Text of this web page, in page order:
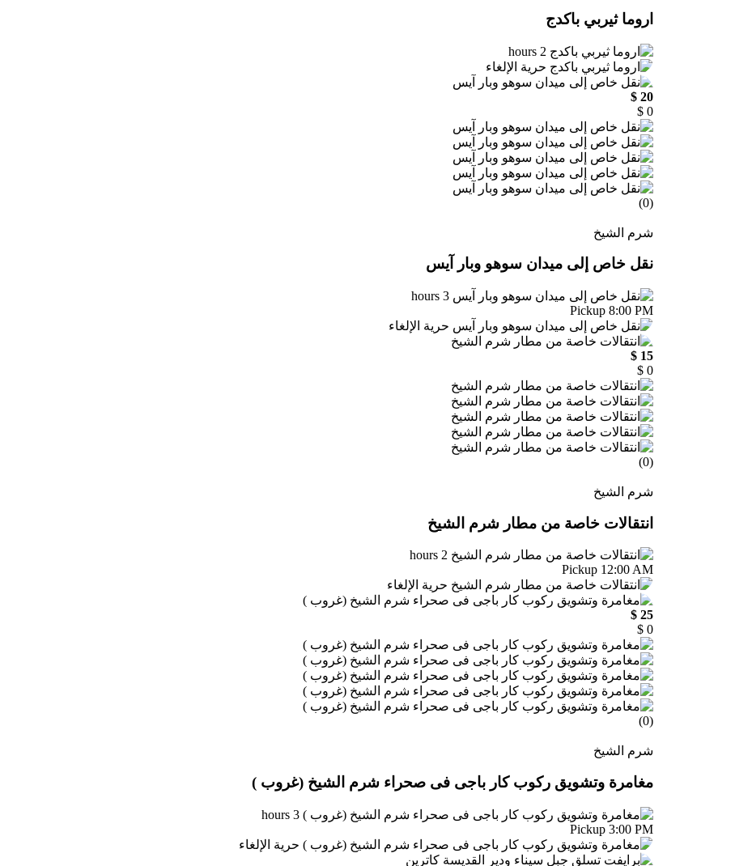
اروما ثيربي باكدج
2 hours
حرية الإلغاء
20 $
0 $
(0)
شرم الشيخ
نقل خاص إلى ميدان سوهو وبار آيس
3 hours
Pickup 8:00 PM
حرية الإلغاء
15 $
0 $
(0)
شرم الشيخ
انتقالات خاصة من مطار شرم الشيخ
2 hours
Pickup 12:00 AM
حرية الإلغاء
25 $
0 $
(0)
شرم الشيخ
مغامرة وتشويق ركوب كار باجى فى صحراء شرم الشيخ (غروب )
3 hours
Pickup 3:00 PM
حرية الإلغاء